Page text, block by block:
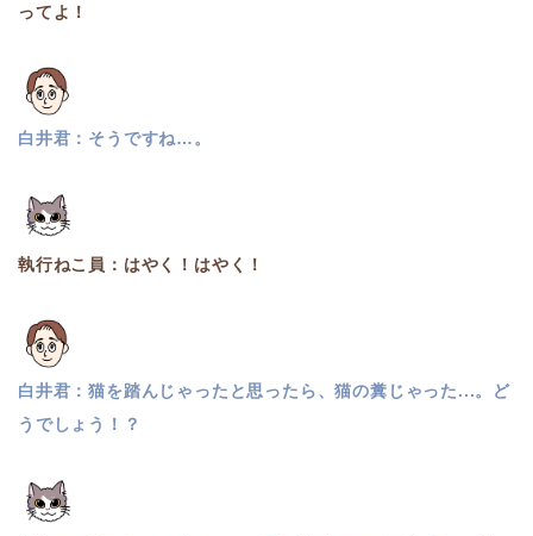
ってよ！
白井君：そうですね…。
執行ねこ員：はやく！はやく！
白井君：猫を踏んじゃったと思ったら、猫の糞じゃった...。ど
うでしょう！？